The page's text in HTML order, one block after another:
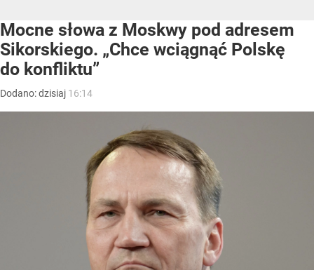
Mocne słowa z Moskwy pod adresem
Sikorskiego. „Chce wciągnąć Polskę
do konfliktu”
Dodano:dzisiaj 16:14